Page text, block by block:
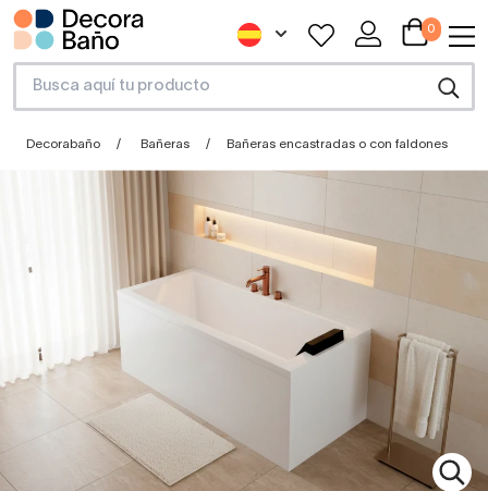
0
Decorabaño Bañeras Bañeras encastradas o con faldones